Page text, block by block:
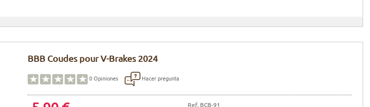
BBB Coudes pour V-Brakes 2024
0Opiniones Hacer pregunta
Ref. BCB-91